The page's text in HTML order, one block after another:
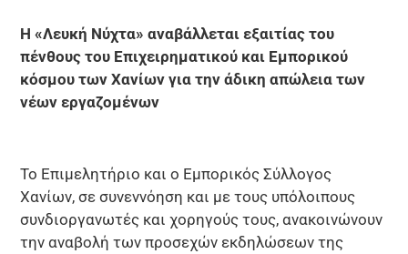
Η «Λευκή Νύχτα» αναβάλλεται εξαιτίας του
πένθους του Επιχειρηματικού και Εμπορικού
κόσμου των Χανίων για την άδικη απώλεια των
νέων εργαζομένων
Το Επιμελητήριο και ο Εμπορικός Σύλλογος
Χανίων, σε συνεννόηση και με τους υπόλοιπους
συνδιοργανωτές και χορηγούς τους, ανακοινώνουν
την αναβολή των προσεχών εκδηλώσεων της